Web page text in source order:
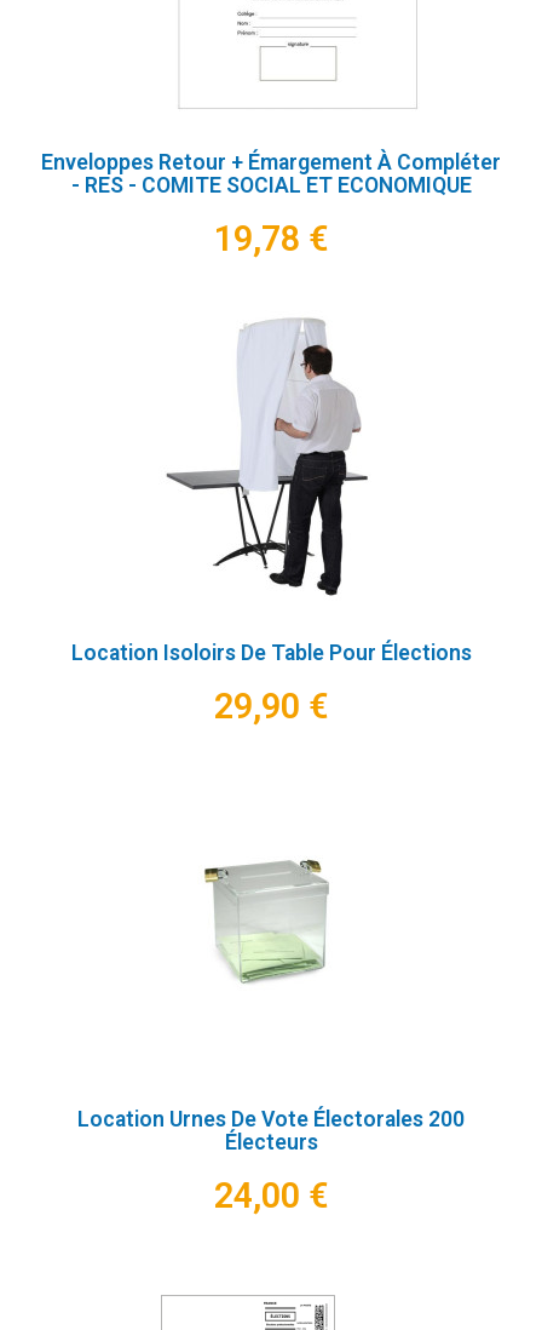
Enveloppes Retour + Émargement À Compléter
- RES - COMITE SOCIAL ET ECONOMIQUE
19,78 €
Location Isoloirs De Table Pour Élections
29,90 €
Location Urnes De Vote Électorales 200
Électeurs
24,00 €